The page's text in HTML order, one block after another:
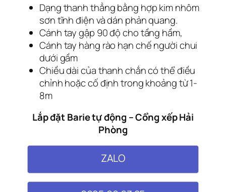
Dạng thanh thẳng bằng hợp kim nhôm
sơn tĩnh điện và dán phản quang.
Cánh tay gập 90 độ cho tầng hầm,
Cánh tay hàng rào hạn chế người chui
dưới gầm
Chiều dài của thanh chắn có thể điều
chỉnh hoặc cố định trong khoảng từ 1-
8m
Lắp đặt Barie tự động – Cổng xếp Hải
Phòng
ZALO